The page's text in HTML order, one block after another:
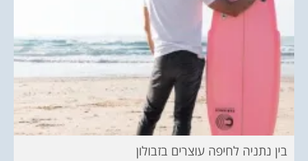
בין נתניה לחיפה עוצרים בזבולון